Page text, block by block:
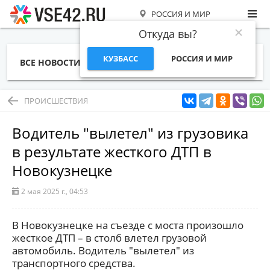
РОССИЯ И МИР
Откуда вы?
КУЗБАСС РОССИЯ И МИР
ВСЕ НОВОСТИ СТАТЬИ ТЕМЫ ФОТО
ПРОИСШЕСТВИЯ
Водитель "вылетел" из грузовика
в результате жесткого ДТП в
Новокузнецке
2 мая 2025 г., 04:53
В Новокузнецке на съезде с моста произошло
жесткое ДТП – в столб влетел грузовой
автомобиль. Водитель "вылетел" из
транспортного средства.